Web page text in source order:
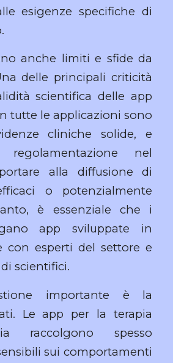
esigenze specifiche di
anche limiti e sfide da
delle principali criticità
scientifica delle app
tutte le applicazioni sono
cliniche solide, e
regolamentazione nel
alla diffusione di
o potenzialmente
è essenziale che i
app sviluppate in
con esperti del settore e
scientifici.
importante è la
Le app per la terapia
raccolgono spesso
sui comportamenti